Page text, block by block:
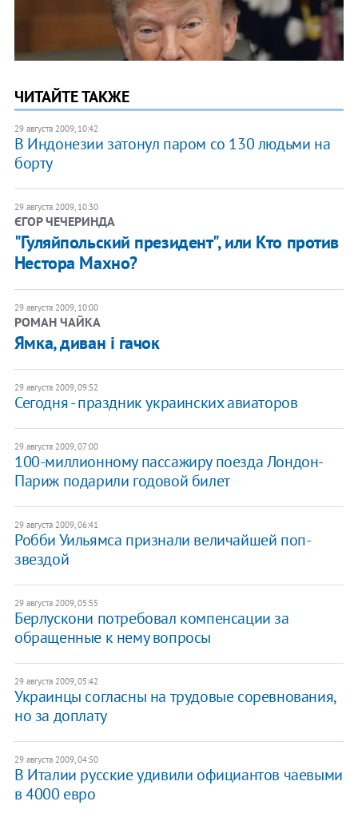
ЧИТАЙТЕ ТАКЖЕ
29 августа 2009, 10:42
В Индонезии затонул паром со 130 людьми на
борту
29 августа 2009, 10:30
ЄГОР ЧЕЧЕРИНДА
"Гуляйпольский президент", или Кто против
Нестора Махно?
29 августа 2009, 10:00
РОМАН ЧАЙКА
Ямка, диван і гачок
29 августа 2009, 09:52
Сегодня - праздник украинских авиаторов
29 августа 2009, 07:00
100-миллионному пассажиру поезда Лондон-
Париж подарили годовой билет
29 августа 2009, 06:41
Робби Уильямса признали величайшей поп-
звездой
29 августа 2009, 05:55
Берлускони потребовал компенсации за
обращенные к нему вопросы
29 августа 2009, 05:42
Украинцы согласны на трудовые соревнования,
но за доплату
29 августа 2009, 04:50
В Италии русские удивили официантов чаевыми
в 4000 евро